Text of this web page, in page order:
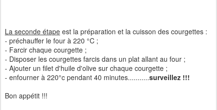
La seconde étape est la préparation et la cuisson des courgettes :
- préchauffer le four à 220 °C ;
- Farcir chaque courgette ;
- Disposer les courgettes farcis dans un plat allant au four ;
- Ajouter un filet d'huile d'olive sur chaque courgette ;
- enfourner à 220°c pendant 40 minutes...........surveillez !!!
Bon appétit !!!